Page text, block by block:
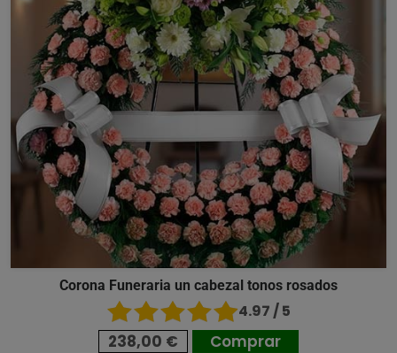
Corona Funeraria un cabezal tonos rosados
4.97 / 5
238,00 € Comprar